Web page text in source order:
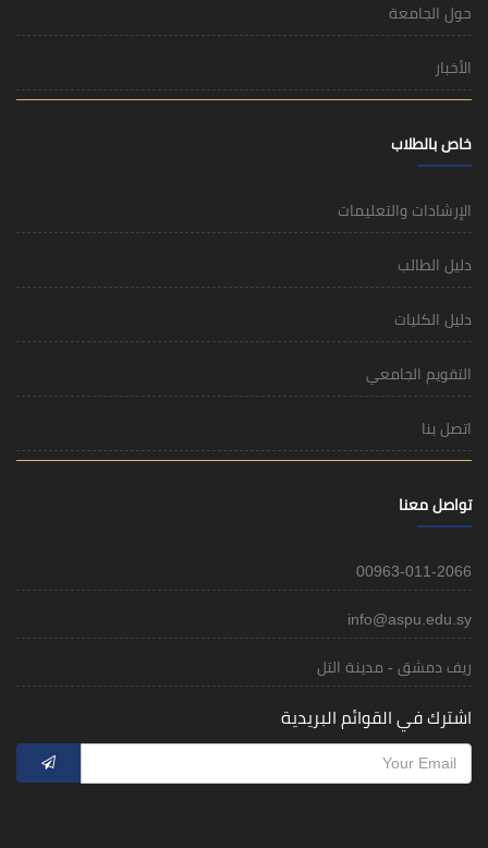
حول الجامعة
الأخبار
خاص بالطلاب
الإرشادات والتعليمات
دليل الطالب
دليل الكليات
التقويم الجامعي
اتصل بنا
تواصل معنا
00963-011-2066
info@aspu.edu.sy
ريف دمشق - مدينة التل
اشترك في القوائم البريدية